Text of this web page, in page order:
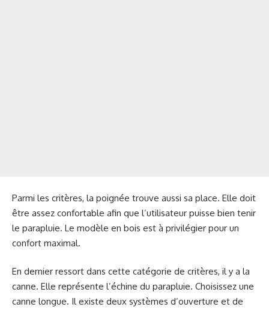
Parmi les critères, la poignée trouve aussi sa place. Elle doit
être assez confortable afin que l’utilisateur puisse bien tenir
le parapluie. Le modèle en bois est à privilégier pour un
confort maximal.
En dernier ressort dans cette catégorie de critères, il y a la
canne. Elle représente l’échine du parapluie. Choisissez une
canne longue. Il existe deux systèmes d’ouverture et de